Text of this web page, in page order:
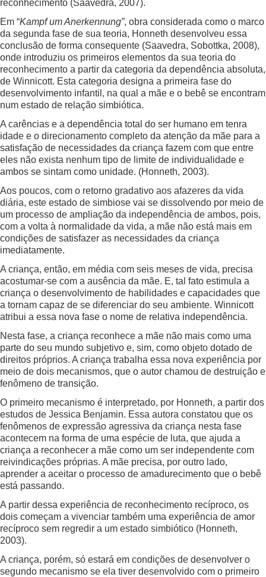
reconhecimento (Saavedra, 2007).
Em “Kampf um Anerkennung”, obra considerada como o marco
da segunda fase de sua teoria, Honneth desenvolveu essa
conclusão de forma consequente (Saavedra, Sobottka, 2008),
onde introduziu os primeiros elementos da sua teoria do
reconhecimento a partir da categoria da dependência absoluta,
de Winnicott. Esta categoria designa a primeira fase do
desenvolvimento infantil, na qual a mãe e o bebê se encontram
num estado de relação simbiótica.
A carências e a dependência total do ser humano em tenra
idade e o direcionamento completo da atenção da mãe para a
satisfação de necessidades da criança fazem com que entre
eles não exista nenhum tipo de limite de individualidade e
ambos se sintam como unidade. (Honneth, 2003).
Aos poucos, com o retorno gradativo aos afazeres da vida
diária, este estado de simbiose vai se dissolvendo por meio de
um processo de ampliação da independência de ambos, pois,
com a volta à normalidade da vida, a mãe não está mais em
condições de satisfazer as necessidades da criança
imediatamente.
A criança, então, em média com seis meses de vida, precisa
acostumar-se com a ausência da mãe. E, tal fato estimula a
criança o desenvolvimento de habilidades e capacidades que
a tornam capaz de se diferenciar do seu ambiente. Winnicott
atribui a essa nova fase o nome de relativa independência.
Nesta fase, a criança reconhece a mãe não mais como uma
parte do seu mundo subjetivo e, sim, como objeto dotado de
direitos próprios. A criança trabalha essa nova experiência por
meio de dois mecanismos, que o autor chamou de destruição e
fenômeno de transição.
O primeiro mecanismo é interpretado, por Honneth, a partir dos
estudos de Jessica Benjamin. Essa autora constatou que os
fenômenos de expressão agressiva da criança nesta fase
acontecem na forma de uma espécie de luta, que ajuda a
criança a reconhecer a mãe como um ser independente com
reivindicações próprias. A mãe precisa, por outro lado,
aprender a aceitar o processo de amadurecimento que o bebê
está passando.
A partir dessa experiência de reconhecimento recíproco, os
dois começam a vivenciar também uma experiência de amor
recíproco sem regredir a um estado simbiótico (Honneth,
2003).
A criança, porém, só estará em condições de desenvolver o
segundo mecanismo se ela tiver desenvolvido com o primeiro